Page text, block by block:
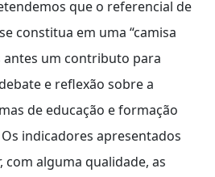
que o referencial de
constitua em uma “camisa
antes um contributo para
e reflexão sobre a
de educação e formação
indicadores apresentados
alguma qualidade, as